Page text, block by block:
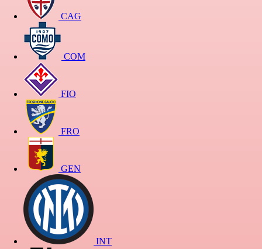
CAG
COM
FIO
FRO
GEN
INT